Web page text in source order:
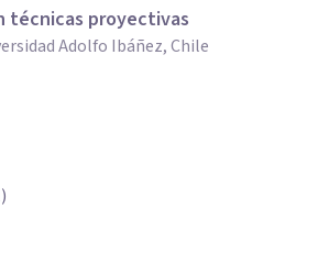
técnicas proyectivas
Adolfo Ibáñez, Chile